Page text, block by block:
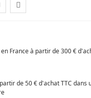
France à partir de 300 €
de 50 € d'achat TTC dans